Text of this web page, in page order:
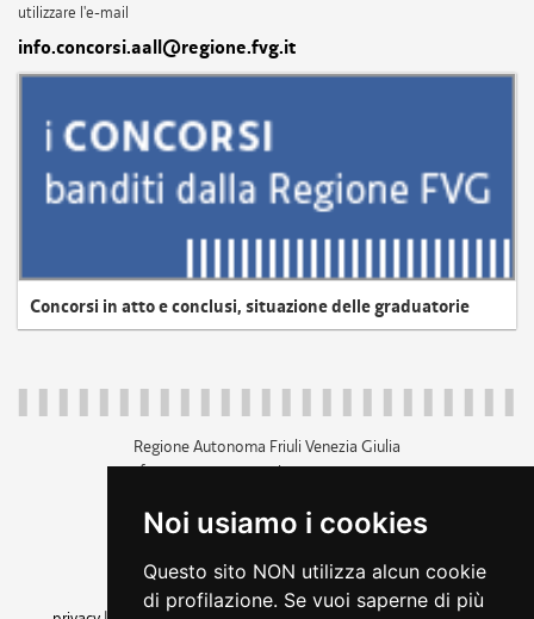
Noi usiamo i cookies
Questo sito NON utilizza alcun cookie
di profilazione. Se vuoi saperne di più
utilizzare l'e-mail
info.concorsi.aall@regione.fvg.it
Concorsi in atto e conclusi, situazione delle graduatorie
Regione Autonoma Friuli Venezia Giulia
c.f. 80014930327; p.iva 00526040324
+39 040 3771111
amministrazione trasparente